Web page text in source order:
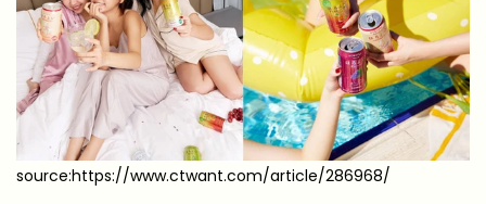
source:https://www.ctwant.com/article/286968/